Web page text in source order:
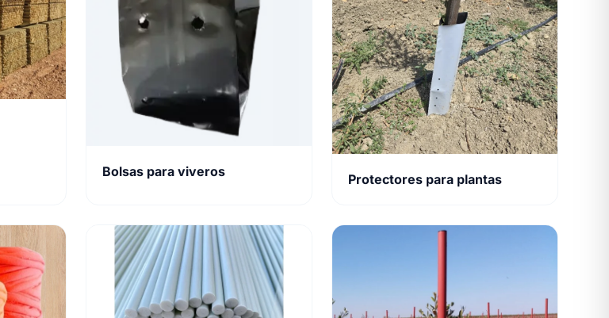
Bolsas para viveros
Protectores para plantas